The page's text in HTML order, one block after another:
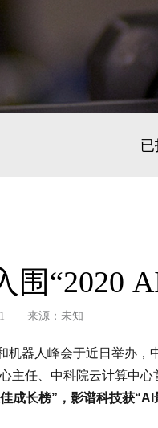
围“2020
11 来源：未知
器人峰会于近日举办
任、中科院云计算中
成长榜”，影谱科技获“AI